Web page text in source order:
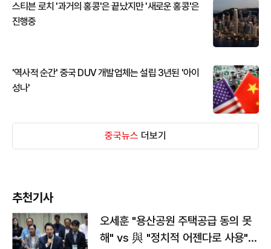
스티븐 로치 '과거의 홍콩'은 끝났지만 '새로운 홍콩'은
진행중
'역사적 순간' 중국 DUV 개발업체는 설립 3년된 '아이
성나'
중국뉴스 더보기
추천기사
오세훈 "용산공원 주택공급 동의 못
해" vs 與 "정치적 어젠다로 사용"